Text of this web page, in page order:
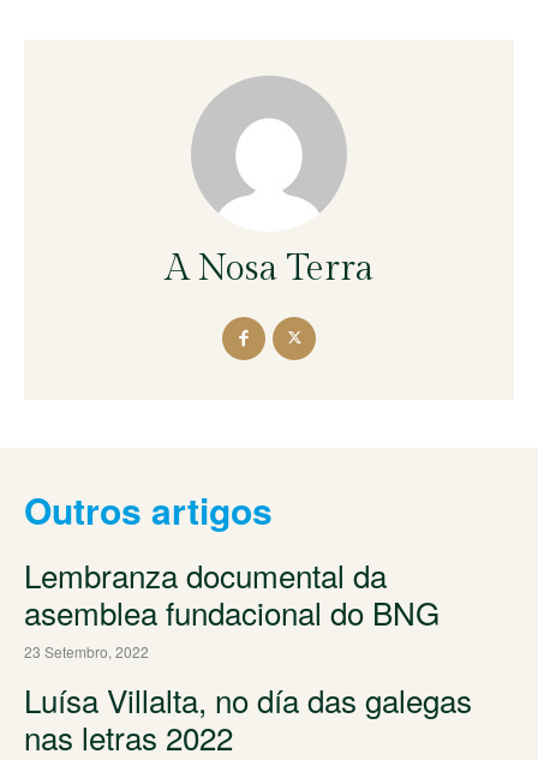
A Nosa Terra
Outros artigos
Lembranza documental da
asemblea fundacional do BNG
23 Setembro, 2022
Luísa Villalta, no día das galegas
nas letras 2022